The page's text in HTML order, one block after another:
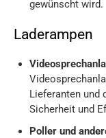
gewünscht wird.
Laderampen
Lieferanten und
Sicherheit und
Poller und